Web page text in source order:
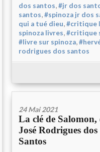
dos santos,#jr dos
santos,#spinoza jr dos
qui a tué dieu,#critique
spinoza livres,#critique
#livre sur spinoza,
rodrigues dos santos
24 Mai 2021
La clé de Salomon,
José Rodrigues dos
Santos